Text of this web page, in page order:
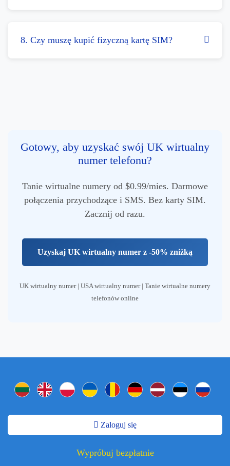
8. Czy muszę kupić fizyczną kartę SIM?
Gotowy, aby uzyskać swój UK wirtualny
numer telefonu?
Tanie wirtualne numery od $0.99/mies. Darmowe
połączenia przychodzące i SMS. Bez karty SIM.
Zacznij od razu.
Uzyskaj UK wirtualny numer z -50% zniżką
UK wirtualny numer | USA wirtualny numer | Tanie wirtualne numery
telefonów online
Zaloguj się
Wypróbuj bezpłatnie